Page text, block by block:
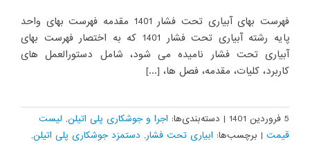
فهرست بهای آبیاری تحت فشار 1401 مقدمه فهرست بهای واحد
پایه رشته آبیاری تحت فشار 1401 که به اختصار فهرست بهای
آبیاری تحت فشار نامیده می شود، شامل دستورالعمل های
کاربرد، کلیات، مقدمه، فصل ها، [...]
5 فروردین 1401 | دسته‌بندی‌ها: اجرا و جوشکاری پلی اتیلن, لیست
قیمت | برچسب‌ها: ابیاری تحت فشار, دستمزد جوشکاری پلی اتیلن,